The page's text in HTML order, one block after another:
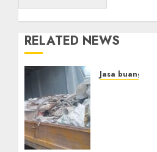
RELATED NEWS
Jasa buang